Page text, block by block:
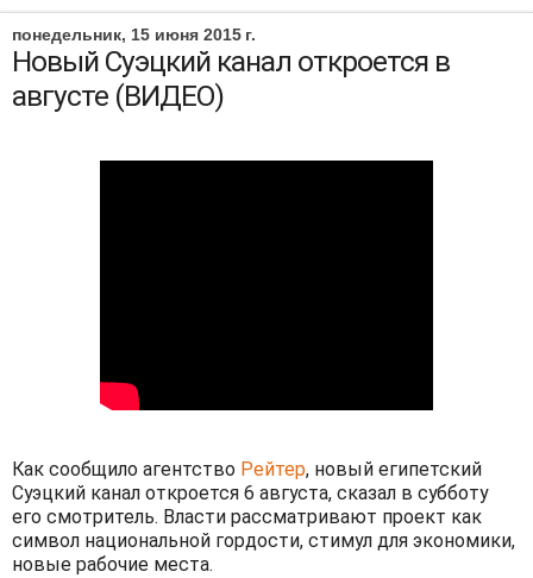
понедельник, 15 июня 2015 г.
Новый Суэцкий канал откроется в
августе (ВИДЕО)
Как сообщило агентство Рейтер, новый египетский
Суэцкий канал откроется 6 августа, сказал в субботу
его смотритель. Власти рассматривают проект как
символ национальной гордости, стимул для экономики,
новые рабочие места.